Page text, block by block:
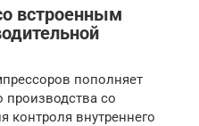
встроенным
пополняет
со
внутреннего